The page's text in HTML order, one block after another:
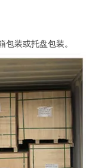
装或托盘包装。